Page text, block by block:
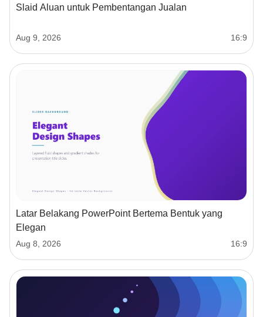
Slaid Aluan untuk Pembentangan Jualan
Aug 9, 2026 16:9
Latar Belakang PowerPoint Bertema Bentuk yang
Elegan
Aug 8, 2026 16:9